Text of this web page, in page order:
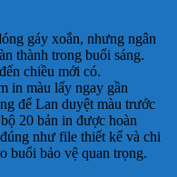
gáy xoắn, nhưng ngân
thành trong buổi sáng.
chiều mới có.
in màu lấy ngay gần
để Lan duyệt màu trước
20 bản in được hoàn
như file thiết kế và chi
buổi bảo vệ quan trọng.